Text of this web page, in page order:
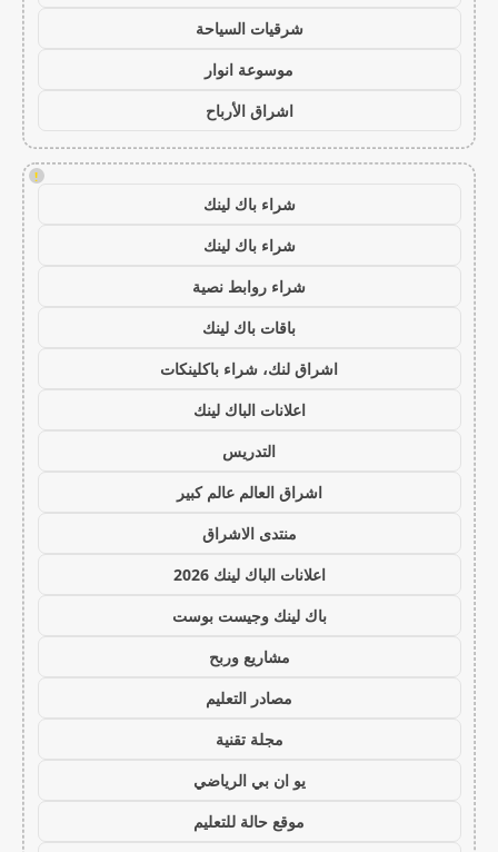
شرقيات السياحة
موسوعة انوار
اشراق الأرباح
!
شراء باك لينك
شراء باك لينك
شراء روابط نصية
باقات باك لينك
اشراق لنك، شراء باكلينكات
اعلانات الباك لينك
التدريس
اشراق العالم عالم كبير
منتدى الاشراق
اعلانات الباك لينك 2026
باك لينك وجيست بوست
مشاريع وربح
مصادر التعليم
مجلة تقنية
يو ان بي الرياضي
موقع حالة للتعليم